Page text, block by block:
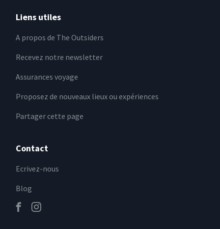
Liens utiles
A propos de The Outsiders
Recevez notre newsletter
Assurances voyage
Proposez de nouveaux lieux ou expériences
Partager cette page
Contact
Ecrivez-nous
Blog